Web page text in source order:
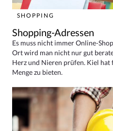
SHOPPING
Shopping-Adressen
Es muss nicht immer Online-
Ort wird man nicht nur gut
Herz und Nieren prüfen. Kiel hat
Menge zu bieten.